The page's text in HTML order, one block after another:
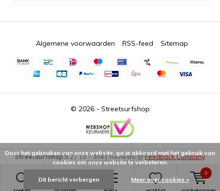
0
© 2026 - Streetsurfshop
Algemene voorwaarden RSS-feed Sitemap
Streetsurfshop9.2/10-3041Reviews @Feedback Company
Door het gebruiken van onze website, ga je akkoord met het gebruik van
cookies om onze website te verbeteren.
Dit bericht verbergen Meer over cookies »